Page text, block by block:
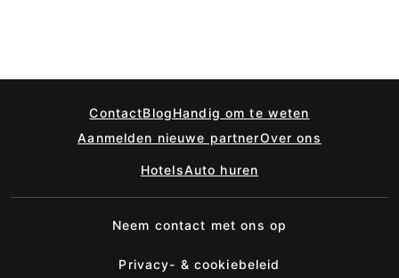
ContactBlogHandig om te weten
Aanmelden nieuwe partnerOver ons
HotelsAuto huren
Neem contact met ons op
Privacy- & cookiebeleid